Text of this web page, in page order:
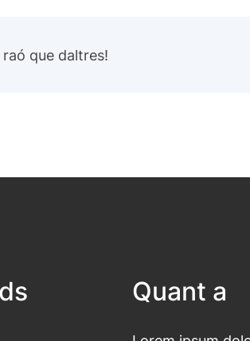
que daltres!
Quant a